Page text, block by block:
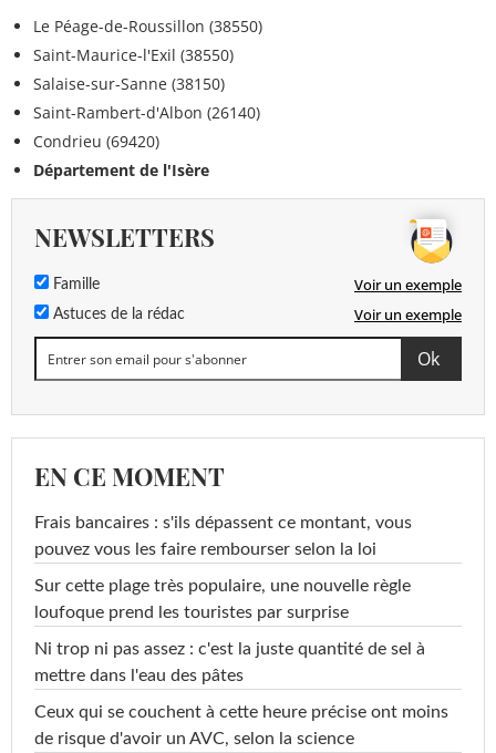
Le Péage-de-Roussillon (38550)
Saint-Maurice-l'Exil (38550)
Salaise-sur-Sanne (38150)
Saint-Rambert-d'Albon (26140)
Condrieu (69420)
Département de l'Isère
NEWSLETTERS
Famille Voir un exemple
Astuces de la rédac Voir un exemple
EN CE MOMENT
Frais bancaires : s'ils dépassent ce montant, vous
pouvez vous les faire rembourser selon la loi
Sur cette plage très populaire, une nouvelle règle
loufoque prend les touristes par surprise
Ni trop ni pas assez : c'est la juste quantité de sel à
mettre dans l'eau des pâtes
Ceux qui se couchent à cette heure précise ont moins
de risque d'avoir un AVC, selon la science